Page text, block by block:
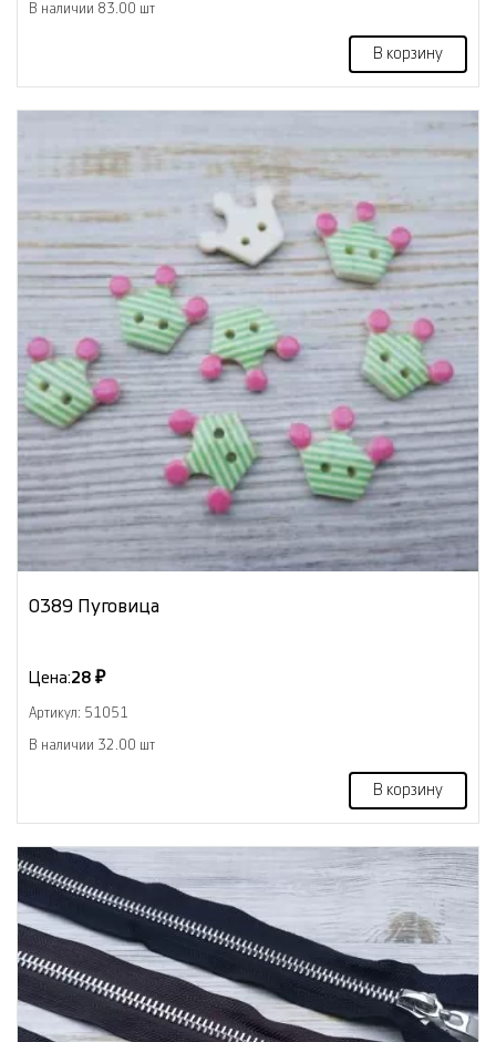
В наличии 83.00 шт
В корзину
0389 Пуговица
Цена:28 ₽
Артикул: 51051
В наличии 32.00 шт
В корзину